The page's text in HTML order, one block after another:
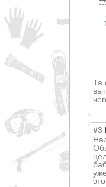
Та
#3